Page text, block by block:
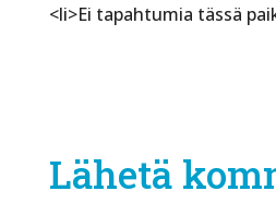
<li>Ei tapahtumia tässä
Lähetä